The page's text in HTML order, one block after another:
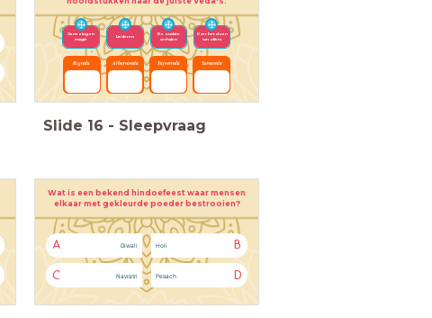
Rigveda Atharvaveda Yajoerveda Samaveda
Genezing en
magie
Liederen
De oudste
verhalen
Over het doen
van offers
Slide 16 - Sleepvraag
Wat is een bekend hindoefeest waar mensen
elkaar met gekleurde poeder bestrooien?
A Diwali B
Holi
C Navratri D
Pesach